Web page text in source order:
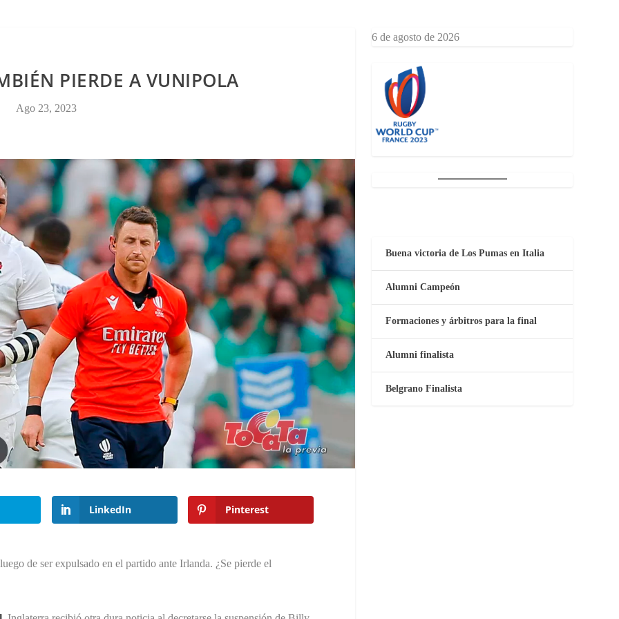
PIERDE A VUNIPOLA
Ago 23, 2023
LinkedIn Pinterest
de ser expulsado en el partido ante Irlanda. ¿Se pierde el
6 de agosto de 2026
Buena victoria de Los Pumas en Italia
Alumni Campeón
Formaciones y árbitros para la final
Alumni finalista
Belgrano Finalista